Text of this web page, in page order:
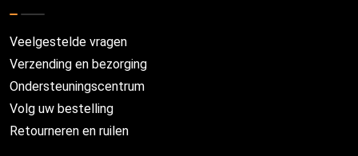
Veelgestelde vragen
Verzending en bezorging
Ondersteuningscentrum
Volg uw bestelling
Retourneren en ruilen